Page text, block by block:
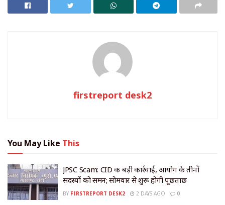
firstreport desk2
You May Like This
JPSC Scam: CID की बड़ी कार्रवाई, आयोग के तीनों
सदस्यों को समन; सोमवार से शुरू होगी पूछताछ
BY FIRSTREPORT DESK2 2 DAYS AGO 0